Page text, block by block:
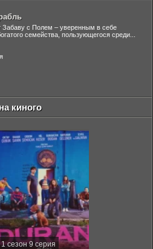
Забаву с Полем – уверенным в себе
семейства, пользующегося среди...
киного
1 сезон 9 серия